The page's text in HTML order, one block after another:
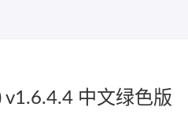
中文绿色版